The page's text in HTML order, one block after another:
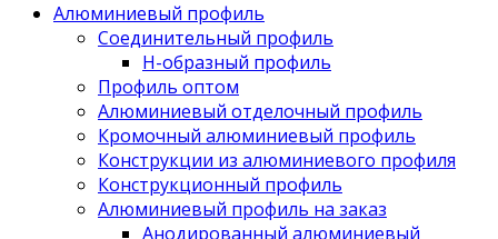
Алюминиевый профиль
Соединительный профиль
Н-образный профиль
Профиль оптом
Алюминиевый отделочный профиль
Кромочный алюминиевый профиль
Конструкции из алюминиевого профиля
Конструкционный профиль
Алюминиевый профиль на заказ
Анодированный алюминиевый